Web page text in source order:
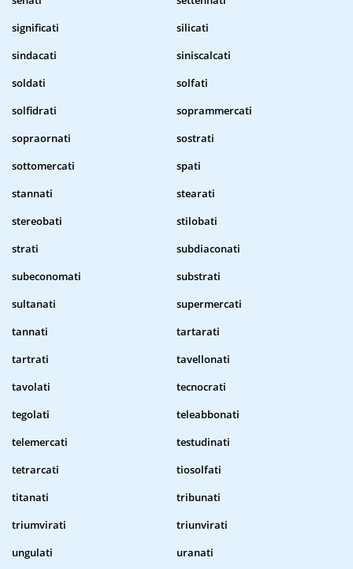
significati
silicati
sindacati
siniscalcati
soldati
solfati
solfidrati
soprammercati
sopraornati
sostrati
sottomercati
spati
stannati
stearati
stereobati
stilobati
strati
subdiaconati
subeconomati
substrati
sultanati
supermercati
tannati
tartarati
tartrati
tavellonati
tavolati
tecnocrati
tegolati
teleabbonati
telemercati
testudinati
tetrarcati
tiosolfati
titanati
tribunati
triumvirati
triunvirati
ungulati
uranati